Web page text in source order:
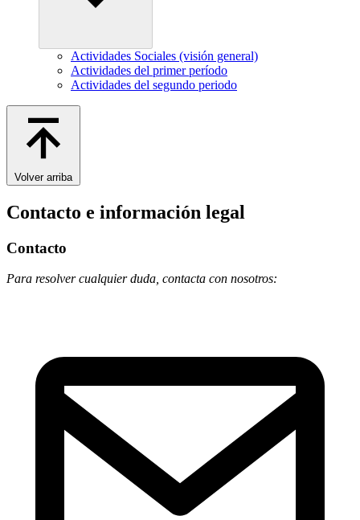
Actividades Sociales (visión general)
Actividades del primer período
Actividades del segundo periodo
Volver arriba
Contacto e información legal
Contacto
Para resolver cualquier duda, contacta con nosotros: